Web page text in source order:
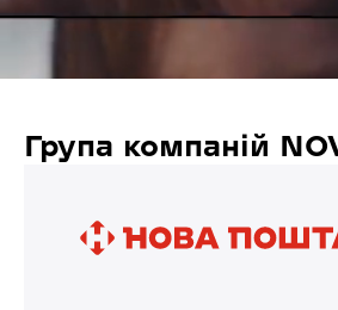
Група компаній